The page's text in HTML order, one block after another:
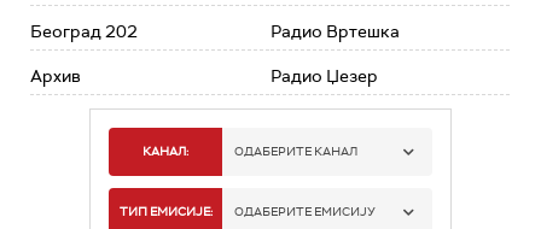
Београд 202
Архив
Радио Вртешка
Радио Џезер
КАНАЛ: ОДАБЕРИТЕ КАНАЛ
РАДИО БЕОГРАД 1
ТИП ЕМИСИЈЕ: ОДАБЕРИТЕ ЕМИСИЈУ